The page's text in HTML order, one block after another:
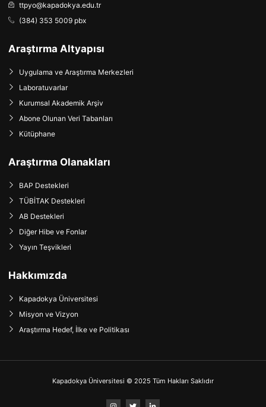
ttpyo@kapadokya.edu.tr
(384) 353 5009 pbx
Araştırma Altyapısı
Uygulama ve Araştırma Merkezleri
Laboratuvarlar
Kurumsal Akademik Arşiv
Abone Olunan Veri Tabanları
Kütüphane
Araştırma Olanakları
BAP Destekleri
TÜBİTAK Destekleri
AB Destekleri
Diğer Hibe ve Fonlar
Yayın Teşvikleri
Hakkımızda
Kapadokya Üniversitesi
Misyon ve Vizyon
Araştırma Hedef, İlke ve Politikası
Kapadokya Üniversitesi © 2025 Tüm Hakları Saklıdır
I
T
L